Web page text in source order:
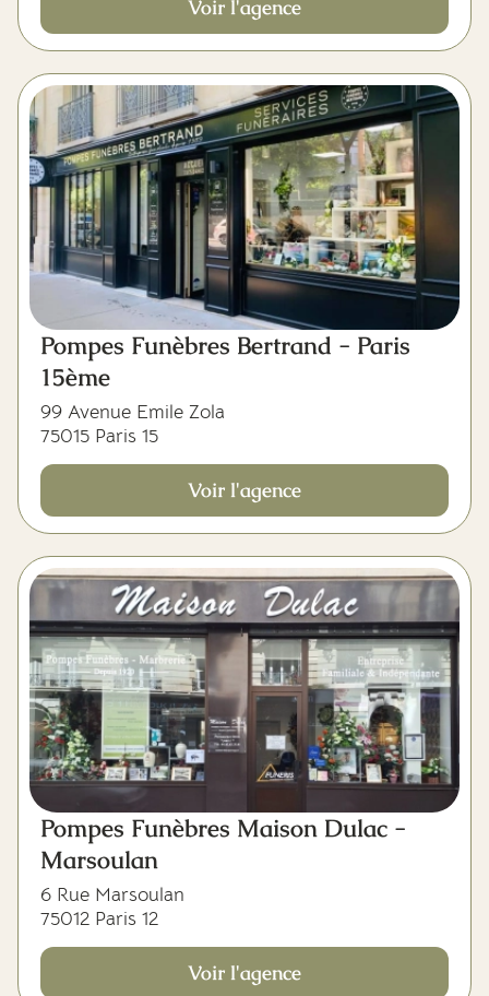
Voir l'agence
Pompes Funèbres Bertrand - Paris
15ème
99 Avenue Emile Zola
75015 Paris 15
Voir l'agence
Pompes Funèbres Maison Dulac -
Marsoulan
6 Rue Marsoulan
75012 Paris 12
Voir l'agence